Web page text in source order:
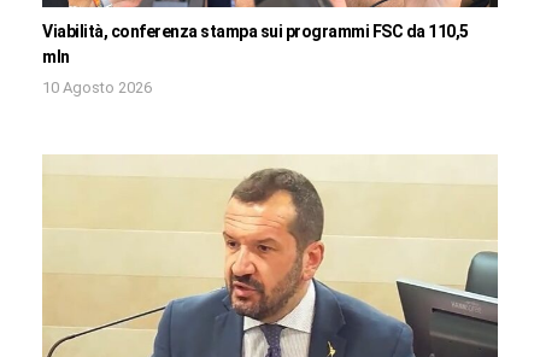
Viabilità, conferenza stampa sui programmi FSC da 110,5
mln
10 Agosto 2026